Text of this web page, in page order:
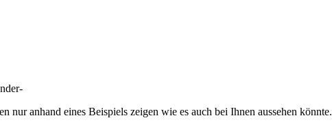
anhand eines Beispiels zeigen wie es auch bei Ihnen aussehen könnte.